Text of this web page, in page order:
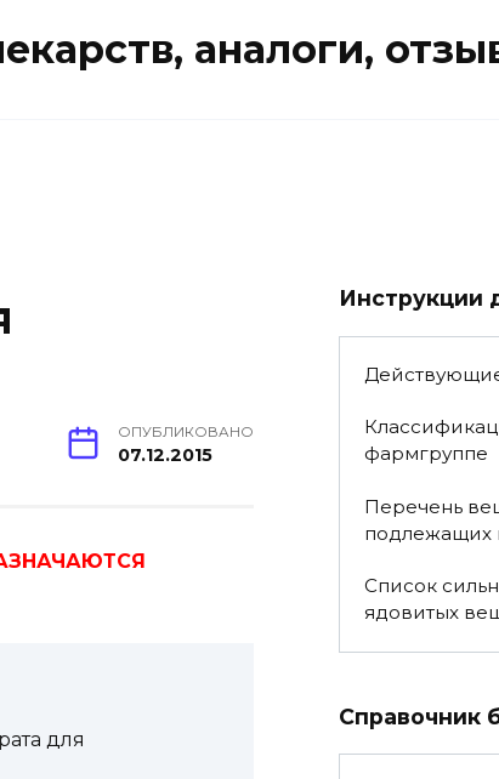
аналоги,
ОПУБЛИКОВАНО
07.12.2015
для
Инструкции
фармгруппе
Перечень
подлежащих
Список
ядовитых
Справочник